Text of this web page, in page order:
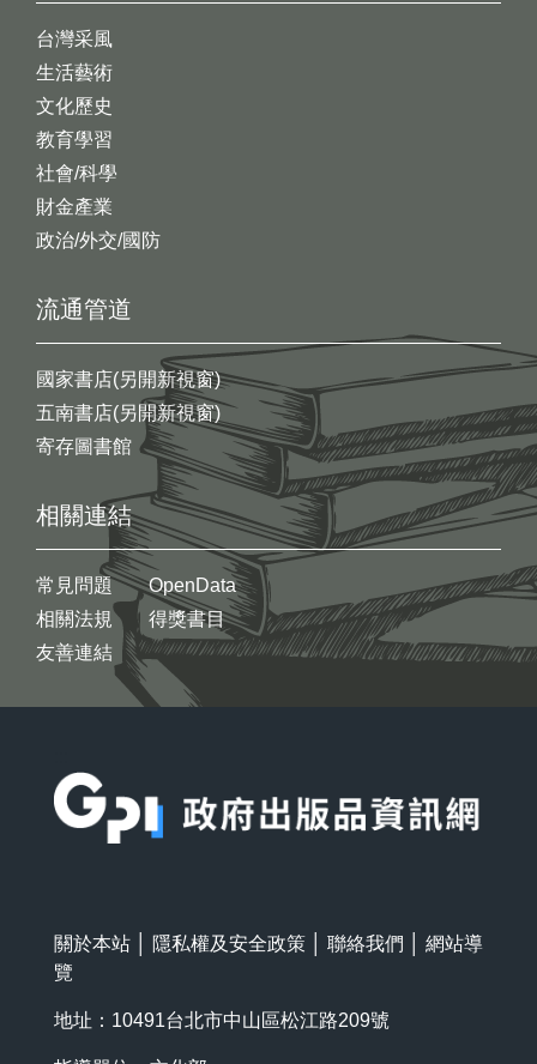
台灣采風
生活藝術
文化歷史
教育學習
社會/科學
財金產業
政治/外交/國防
流通管道
國家書店(另開新視窗)
五南書店(另開新視窗)
寄存圖書館
相關連結
常見問題
相關法規
友善連結
OpenData
得獎書目
關於本站 隱私權及安全政策 聯絡我們
網站導
覽
地址：10491台北市中山區松江路209號